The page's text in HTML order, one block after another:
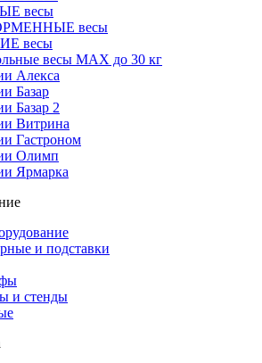
весы
весы
весы
весы MAX до 30 кг
Алекса
Базар
Базар 2
Витрина
Гастроном
Олимп
Ярмарка
и подставки
и стенды